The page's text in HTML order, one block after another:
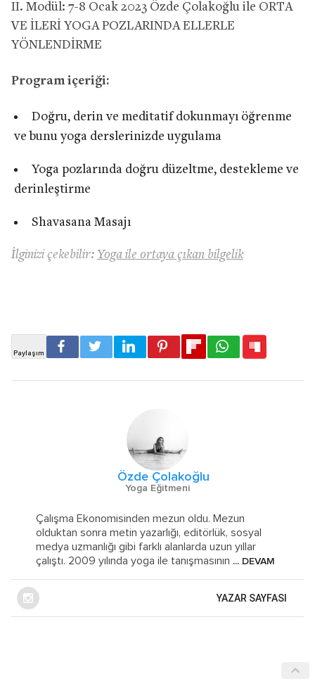
II. Modül: 7-8 Ocak 2023 Özde Çolakoğlu ile ORTA
VE İLERİ YOGA POZLARINDA ELLERLE
YÖNLENDİRME
Program içeriği:
Doğru, derin ve meditatif dokunmayı öğrenme
ve bunu yoga derslerinizde uygulama
Yoga pozlarında doğru düzeltme, destekleme ve
derinleştirme
Shavasana Masajı
İlginizi çekebilir: Yoga ile ortaya çıkan bilgelik
Özde Çolakoğlu
Yoga Eğitmeni
Çalışma Ekonomisinden mezun oldu. Mezun
olduktan sonra metin yazarlığı, editörlük, sosyal
medya uzmanlığı gibi farklı alanlarda uzun yıllar
çalıştı. 2009 yılında yoga ile tanışmasının ... DEVAM
YAZAR SAYFASI